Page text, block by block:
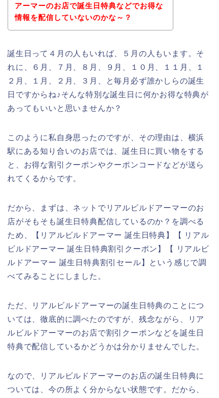
アーマーのお店で誕生日特典などでお得な
情報を配信していないのかな～？
誕生日って４月の人もいれば、５月の人もいます。そ
れに、６月、７月、８月、９月、１０月、１１月、１
２月、１月、２月、３月、と毎月必ず誰かしらの誕生
日ですからね♪そんな特別な誕生日に何かお得な特典が
あってもいいと思いませんか？
このように私自身思ったのですが、その理由は、横浜
駅にある知り合いのお店では、誕生日に買い物をする
と、お得な割引クーポンやクーポンコードなどが送ら
れてくるからです。
だから、まずは、ネットでリアルビルドアーマーのお
店がそもそも誕生日特典配信しているのか？を調べる
ため、【リアルビルドアーマー 誕生日特典】【 リアル
ビルドアーマー 誕生日特典割引クーポン】【 リアルビ
ルドアーマー 誕生日特典割引セール】という感じで調
べてみることにしました。
ただ、リアルビルドアーマーの誕生日特典のことにつ
いては、徹底的に調べたのですが、残念ながら、リア
ルビルドアーマーのお店で割引クーポンなどを誕生日
特典で配信しているかどうかは分かりませんでした。
なので、リアルビルドアーマーのお店の誕生日特典に
ついては、今の所よく分からない状態です。だから、